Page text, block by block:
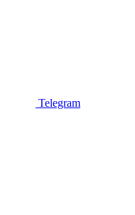
Telegram